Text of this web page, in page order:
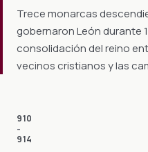
Trece monarcas
gobernaron León durante
consolidación del reino
vecinos cristianos y las
910
–
914